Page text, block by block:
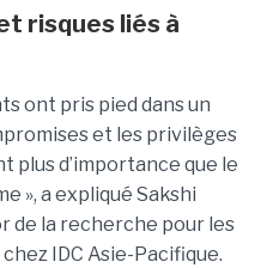
risques liés à
ont pris pied dans un
et les privilèges
plus d’importance que le
», a expliqué Sakshi
de la recherche pour les
IDC Asie-Pacifique.